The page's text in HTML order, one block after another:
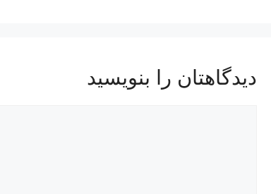
دیدگاهتان را بنویسید